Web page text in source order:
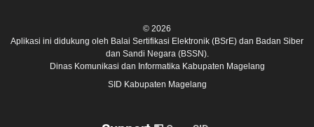
© 2026
Aplikasi ini didukung oleh Balai Sertifikasi Elektronik (BSrE) dan Badan Siber
dan Sandi Negara (BSSN).
Dinas Komunikasi dan Informatika Kabupaten Magelang
SID Kabupaten Magelang